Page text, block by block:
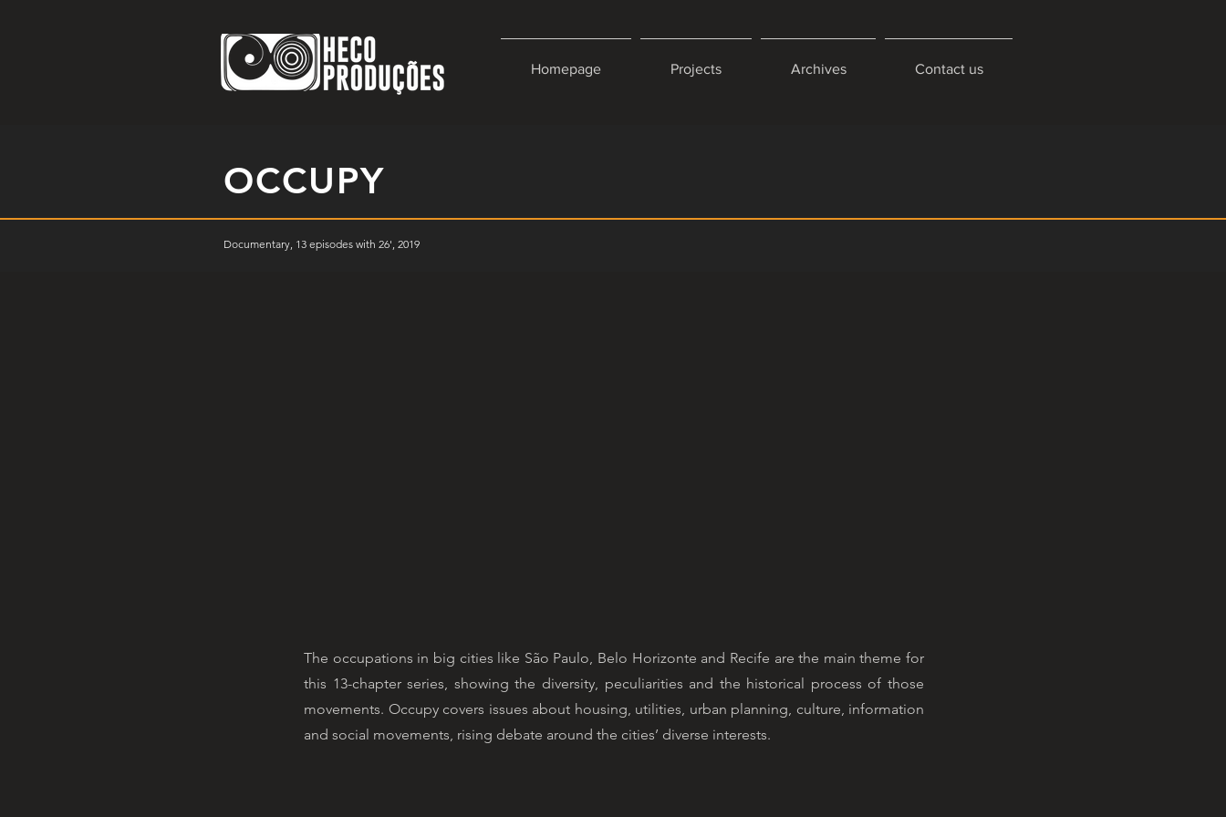
Homepage Projects Archives Contact us
OCCUPY
Documentary, 13 episodes with 26', 2019
The occupations in big cities like São Paulo, Belo Horizonte and Recife are the main theme for
this 13-chapter series, showing the diversity, peculiarities and the historical process of those
movements. Occupy covers issues about housing, utilities, urban planning, culture, information
and social movements, rising debate around the cities’ diverse interests.